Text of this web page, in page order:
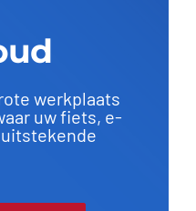
werkplaats
uw fiets, e-